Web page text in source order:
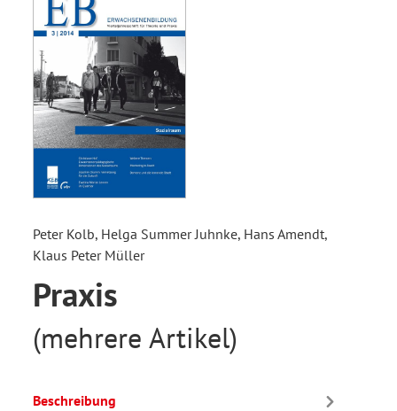
Peter Kolb, Helga Summer Juhnke, Hans Amendt,
Klaus Peter Müller
Praxis
(mehrere Artikel)
Beschreibung